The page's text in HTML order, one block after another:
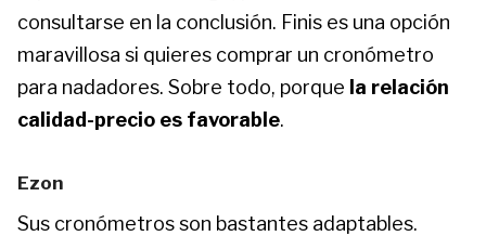
consultarse en la conclusión. Finis es una opción
maravillosa si quieres comprar un cronómetro
para nadadores. Sobre todo, porque la relación
calidad-precio es favorable.
Ezon
Sus cronómetros son bastantes adaptables.